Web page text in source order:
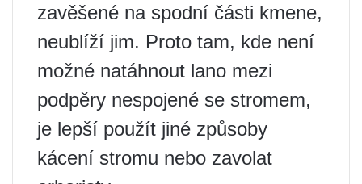
zavěšené na spodní části kmene,
neublíží jim. Proto tam, kde není
možné natáhnout lano mezi
podpěry nespojené se stromem,
je lepší použít jiné způsoby
kácení stromu nebo zavolat